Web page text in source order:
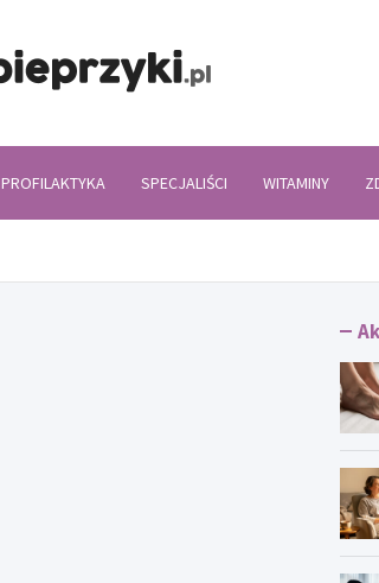
PROFILAKTYKA SPECJALIŚCI WITAMINY